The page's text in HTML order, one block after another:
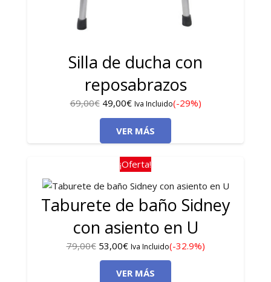
Silla de ducha con
reposabrazos
69,00€ El
precio
original
era:
69,00€.
49,00€El
precio
actual
es:
49,00€.
Iva Incluido(-29%)
VER MÁS
¡Oferta!
Taburete de baño Sidney
con asiento en U
79,00€ El
precio
original
53,00€El
precio
actual
Iva Incluido(-32.9%)
VER MÁS